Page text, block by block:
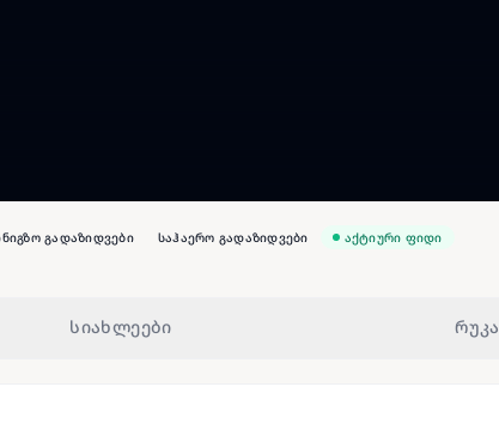
გადაზიდვები საჰაერო გადაზიდვები აქტიური ფიდი
სიახლეები რუკა